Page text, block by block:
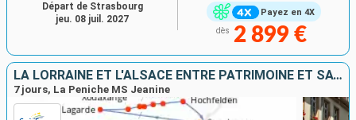
Payez en 4X
dès 2 899 €
Départ de Strasbourg
jeu. 08 juil. 2027
LA LORRAINE ET L'ALSACE ENTRE PATRIMOINE ET SAVOIR-FAIRE, CROISIÈRE DE CHARME SUR LE CANAL DE LA MARNE AU RHIN (FORMULE PORT-PORT)
7 jours, La Peniche MS Jeanine